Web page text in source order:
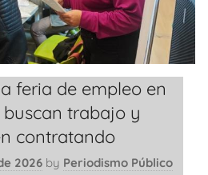
feria de empleo en
buscan trabajo y
contratando
2026 by Periodismo Público